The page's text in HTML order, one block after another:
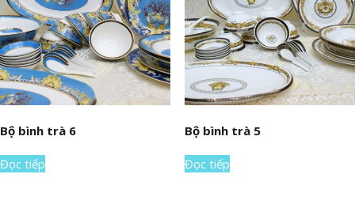
Bộ bình trà 6
Đọc tiếp
Bộ bình trà 5
Đọc tiếp